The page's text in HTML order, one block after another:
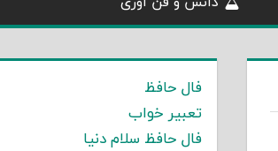
فال حافظ
تعبیر خواب
فال حافظ سلام دنیا